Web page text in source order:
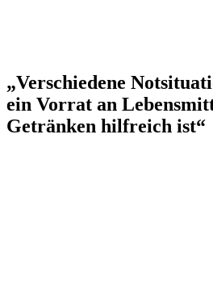
„Verschiedene
ein Vorrat an
Getränken hilfreich ist“